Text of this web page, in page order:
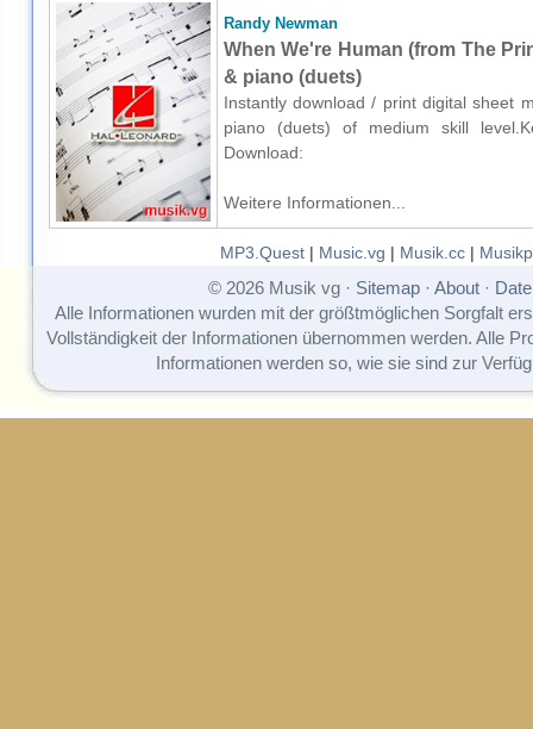
Randy Newman
When We're Human (from The
& piano (duets)
Instantly download / print digital sheet
piano (duets) of medium skill
Download:
Weitere Informationen...
MP3.Quest| Music.vg | Musik.cc|
© 2026 Musik vg · Sitemap· About·
Alle Informationen wurden mit der größtmöglichen Sorgfalt
Vollständigkeit der Informationen übernommen werden. Alle
Informationen werden so, wie sie sind zur